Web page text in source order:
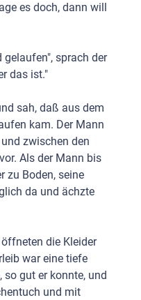
es doch, dann will
sprach der
das ist."
sah, daß aus dem
kam. Der Mann
zwischen den
Als der Mann bis
zu Boden, seine
da und ächzte
die Kleider
war eine tiefe
so gut er konnte, und
und mit